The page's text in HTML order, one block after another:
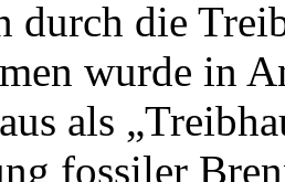
durch die
wurde in
als
fossiler